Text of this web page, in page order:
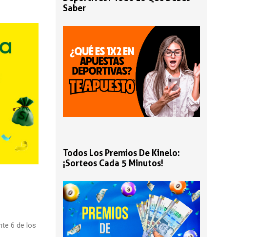
6 de los
Saber
Todos Los Premios De Kinelo:
¡sorteos Cada 5 Minutos!